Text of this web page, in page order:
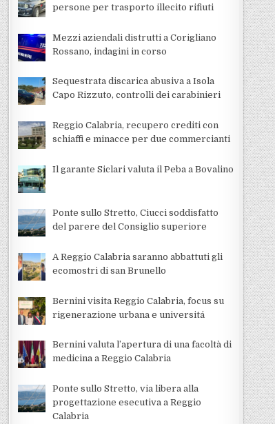
persone per trasporto illecito rifiuti
Mezzi aziendali distrutti a Corigliano
Rossano, indagini in corso
Sequestrata discarica abusiva a Isola
Capo Rizzuto, controlli dei carabinieri
Reggio Calabria, recupero crediti con
schiaffi e minacce per due commercianti
Il garante Siclari valuta il Peba a Bovalino
Ponte sullo Stretto, Ciucci soddisfatto
del parere del Consiglio superiore
A Reggio Calabria saranno abbattuti gli
ecomostri di san Brunello
Bernini visita Reggio Calabria, focus su
rigenerazione urbana e universitá
Bernini valuta l’apertura di una facoltà di
medicina a Reggio Calabria
Ponte sullo Stretto, via libera alla
progettazione esecutiva a Reggio
Calabria